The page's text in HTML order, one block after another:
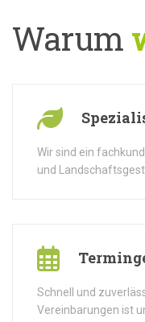
Warum
Wir sind ein
und
Schnell und
Vereinbarungen ist